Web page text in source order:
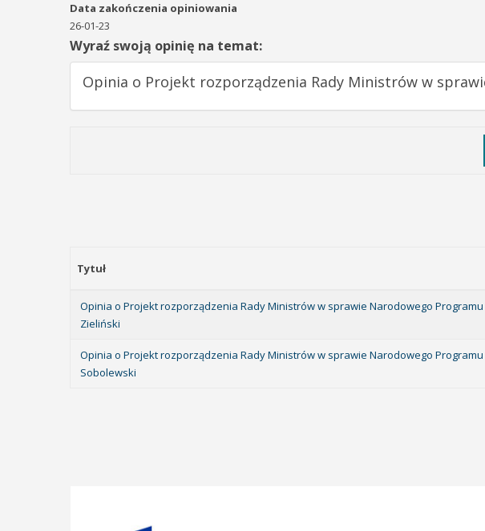
Data zakończenia opiniowania
26-01-23
Wyraź swoją opinię na temat:
Opinia o Projekt rozporządzenia Rady Ministrów w
Tytuł
Opinia o Projekt rozporządzenia Rady Ministrów w sprawie Narodowego
Zieliński
Opinia o Projekt rozporządzenia Rady Ministrów w sprawie Narodowego
Sobolewski